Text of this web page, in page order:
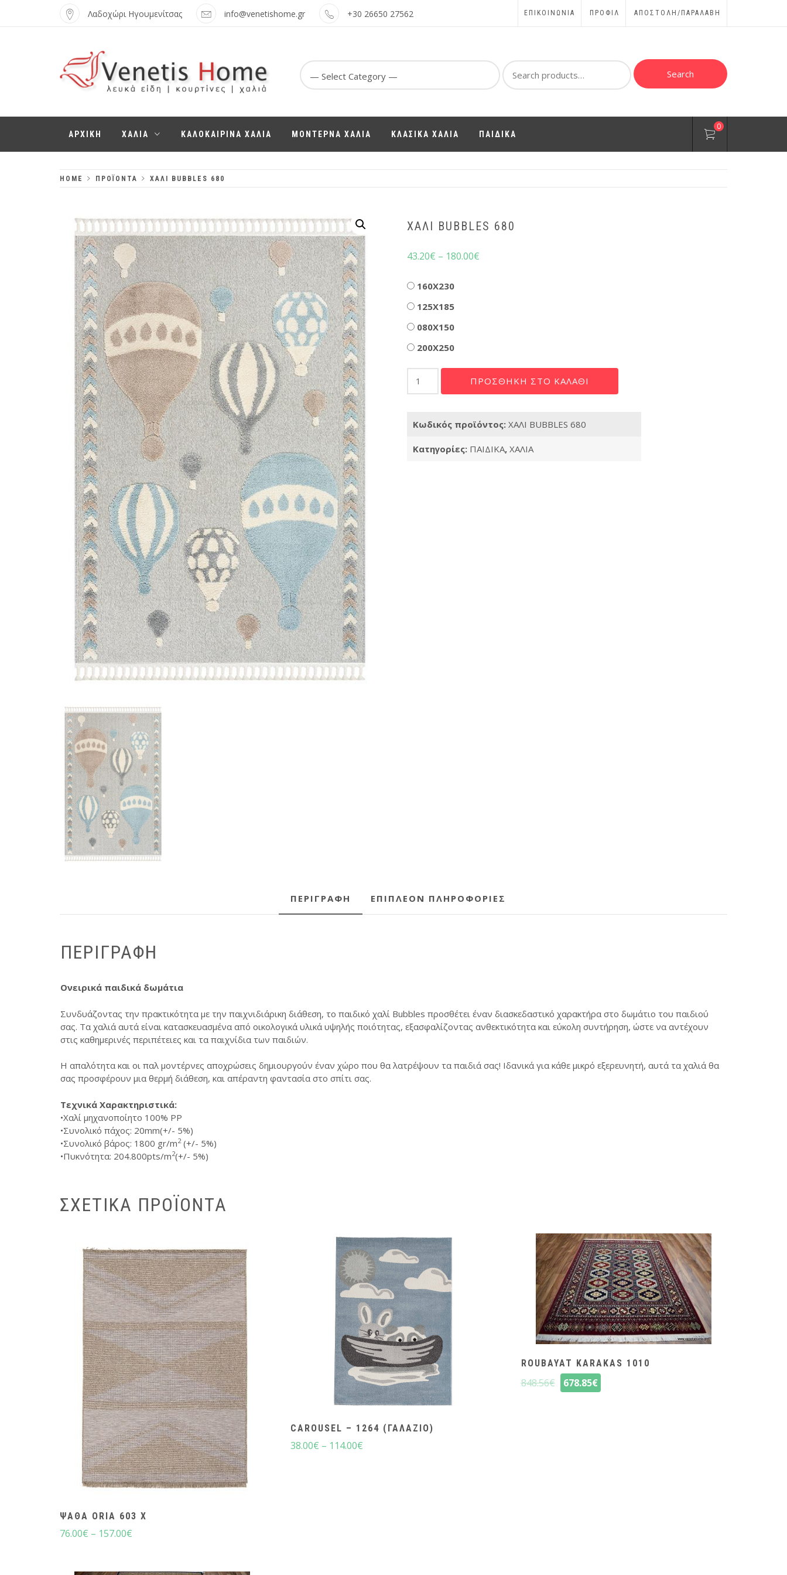
Λαδοχώρι Ηγουμενίτσας info@venetishome.gr +30 26650 27562 ΕΠΙΚΟΙΝΩΝΊΑ ΠΡΟΦΊΛ ΑΠΟΣΤΟΛΗ/ΠΑΡΑΛΑΒΗ
ΧΑΛΙΆ, ΛΕΥΚΆ
ΕΊΔΗ,
ΚΟΥΡΤΊΝΕΣ
Search
for:
Search
ΑΡΧΙΚΗ ΧΑΛΙΑ ΚΑΛΟΚΑΙΡΙΝΑ ΧΑΛΙΑ ΜΟΝΤΕΡΝΑ ΧΑΛΙΑ ΚΛΑΣΙΚΑ ΧΑΛΙΑ ΠΑΙΔΙΚΑ
0
HOME ΠΡΟΪΌΝΤΑ ΧΑΛΙ BUBBLES 680
ΧΑΛΙ BUBBLES 680
43.20€ – 180.00€
160X230
125X185
080X150
200X250
BUBBLES
ΠΡΟΣΘΉΚΗ ΣΤΟ ΚΑΛΆΘΙ
Κωδικός προϊόντος: ΧΑΛΙ BUBBLES 680
Κατηγορίες: ΠΑΙΔΙΚΑ, ΧΑΛΙΑ
ΠΕΡΙΓΡΑΦΉ ΕΠΙΠΛΈΟΝ ΠΛΗΡΟΦΟΡΊΕΣ
ΠΕΡΙΓΡΑΦΉ
Ονειρικά παιδικά δωμάτια
Συνδυάζοντας την πρακτικότητα με την παιχνιδιάρικη διάθεση, το παιδικό χαλί Bubbles προσθέτει έναν διασκεδαστικό χαρακτήρα στο δωμάτιο του παιδιού
σας. Τα χαλιά αυτά είναι κατασκευασμένα από οικολογικά υλικά υψηλής ποιότητας, εξασφαλίζοντας ανθεκτικότητα και εύκολη συντήρηση, ώστε να αντέχουν
στις καθημερινές περιπέτειες και τα παιχνίδια των παιδιών.
Η απαλότητα και οι παλ μοντέρνες αποχρώσεις δημιουργούν έναν χώρο που θα λατρέψουν τα παιδιά σας! Ιδανικά για κάθε μικρό εξερευνητή, αυτά τα χαλιά θα
σας προσφέρουν μια θερμή διάθεση, και απέραντη φαντασία στο σπίτι σας.
Τεχνικά Χαρακτηριστικά:
•Χαλί µηχανοποίητο 100% PP
•Συνολικό πάχος: 20mm(+/- 5%)
•Συνολικό βάρος: 1800 gr/m2(+/- 5%)
•Πυκνότητα: 204.800pts/m2(+/- 5%)
ΣΧΕΤΙΚΆ ΠΡΟΪΌΝΤΑ
ΨΆΘΑ ORIA 603 X
76.00€ – 157.00€
CAROUSEL – 1264 (ΓΑΛΆΖΙΟ)
38.00€ – 114.00€
ROUBAYAT KARAKAS 1010
848.56€ 678.85€